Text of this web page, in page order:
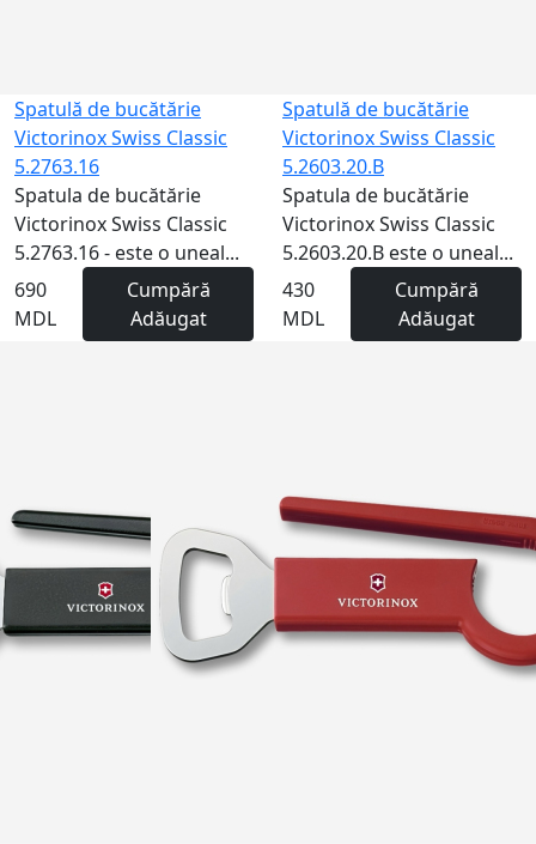
Spatulă de bucătărie
Victorinox Swiss Classic
5.2763.16
Spatula de bucătărie
Victorinox Swiss Classic
5.2763.16 - este o uneal...
690
MDL
Cumpără
Adăugat
Spatulă de bucătărie
Victorinox Swiss Classic
5.2603.20.B
Spatula de bucătărie
Victorinox Swiss Classic
5.2603.20.B este o uneal...
430
MDL
Cumpără
Adăugat